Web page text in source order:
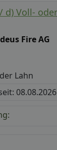
d) Voll-
Fire AG
Lahn
08.08.2026